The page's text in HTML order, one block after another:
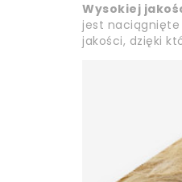
Wysokiej
jest naciągnięte
jakości, dzięki